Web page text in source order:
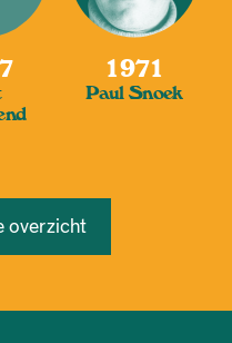
1971
Paul Snoek
overzicht